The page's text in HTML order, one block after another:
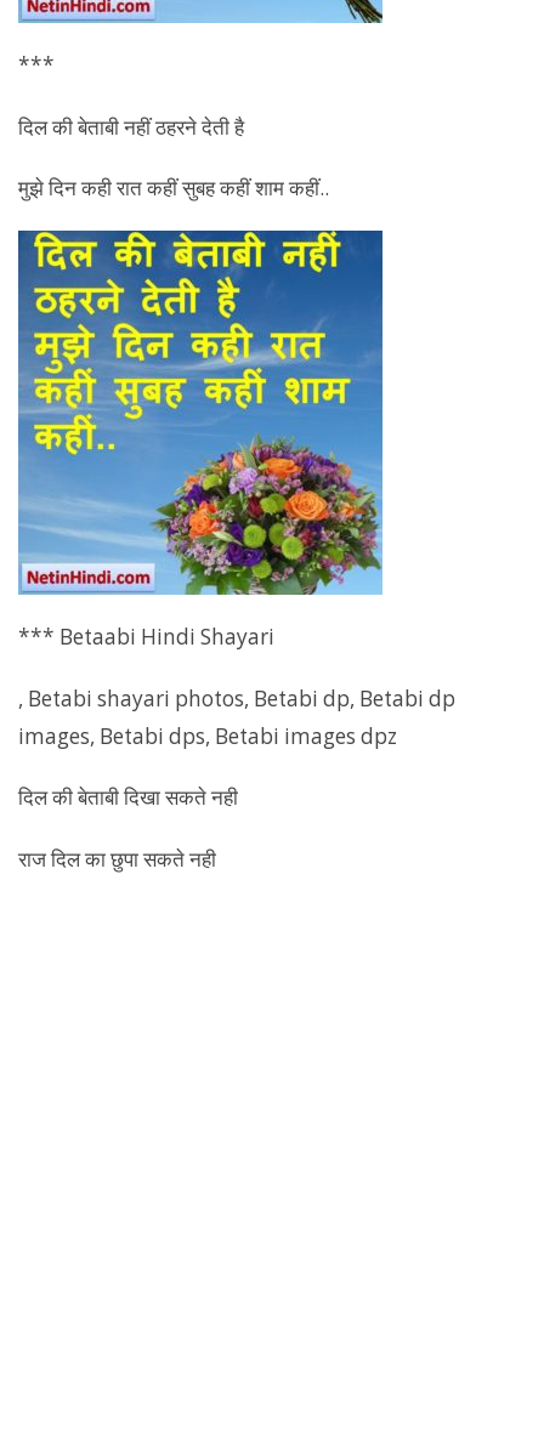
***
दिल की बेताबी नहीं ठहरने देती है
मुझे दिन कही रात कहीं सुबह कहीं शाम कहीं..
*** Betaabi Hindi Shayari
, Betabi shayari photos, Betabi dp, Betabi dp
images, Betabi dps, Betabi images dpz
दिल की बेताबी दिखा सकते नही
राज दिल का छुपा सकते नही